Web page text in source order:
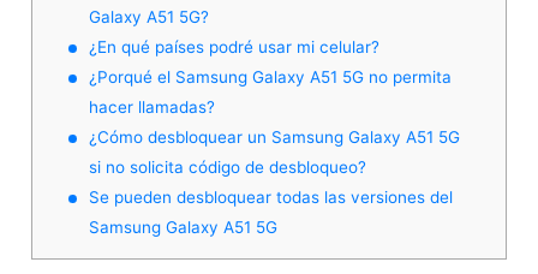
Galaxy A51 5G?
¿En qué países podré usar mi celular?
¿Porqué el Samsung Galaxy A51 5G no permita
hacer llamadas?
¿Cómo desbloquear un Samsung Galaxy A51 5G
si no solicita código de desbloqueo?
Se pueden desbloquear todas las versiones del
Samsung Galaxy A51 5G